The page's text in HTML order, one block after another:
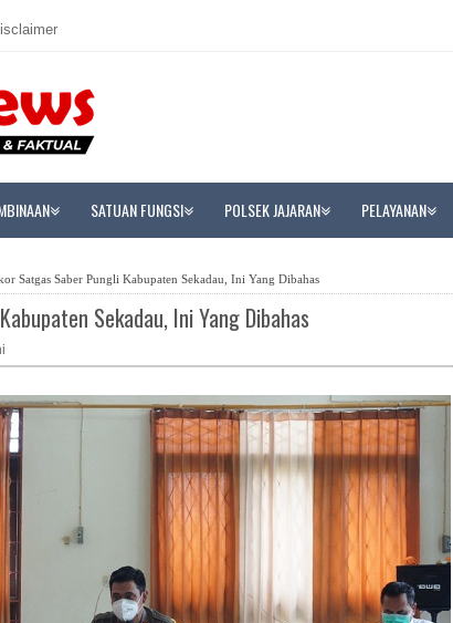
SATUAN FUNGSI POLSEK JAJARAN PELAYANAN
Satgas Saber Pungli Kabupaten Sekadau, Ini Yang Dibahas
Sekadau, Ini Yang Dibahas